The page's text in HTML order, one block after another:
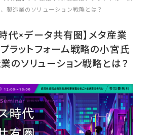
製造業のソリューション戦略とは？
代×データ共有圏】メタ産業
ラットフォーム戦略の小宮氏
のソリューション戦略とは？